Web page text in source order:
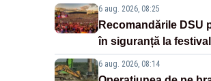
6 aug. 2026, 08:25
Recomandările DSU
în siguranță la
6 aug. 2026, 08:14